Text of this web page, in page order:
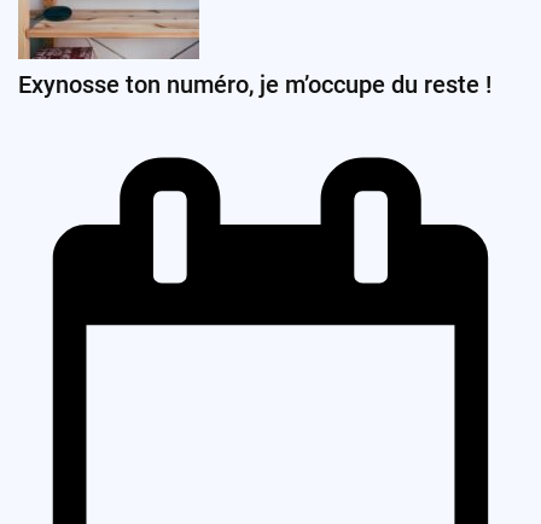
Exynosse ton numéro, je m’occupe du reste !